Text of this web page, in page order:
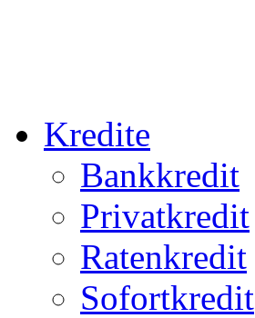
Kredite
Bankkredit
Privatkredit
Ratenkredit
Sofortkredit